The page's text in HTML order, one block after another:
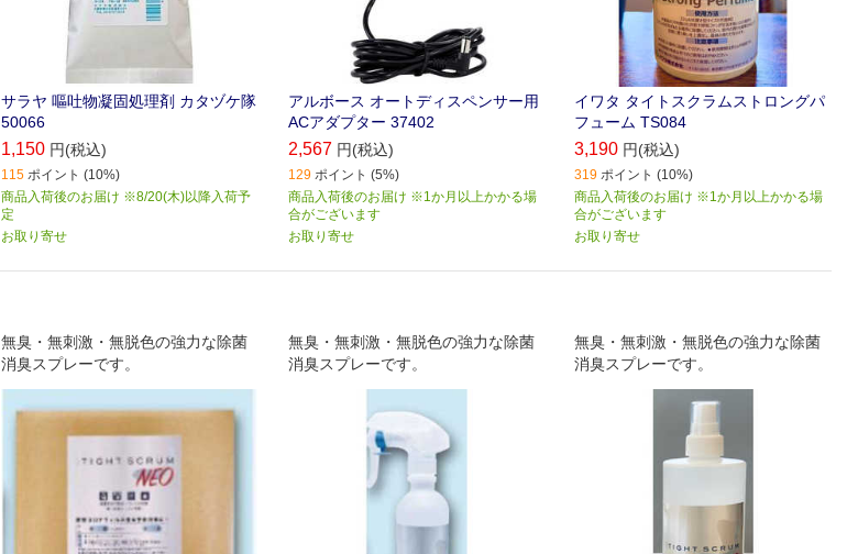
サラヤ 嘔吐物凝固処理剤 カタヅケ隊
50066
1,150 円(税込)
115 ポイント (10%)
商品入荷後のお届け ※8/20(木)以降入荷予
定
お取り寄せ
アルボース オートディスペンサー用
ACアダプター 37402
2,567 円(税込)
129 ポイント (5%)
商品入荷後のお届け ※1か月以上かかる場
合がございます
お取り寄せ
イワタ タイトスクラムストロングパ
フューム TS084
3,190 円(税込)
319 ポイント (10%)
商品入荷後のお届け ※1か月以上かかる場
合がございます
お取り寄せ
無臭・無刺激・無脱色の強力な除菌
消臭スプレーです。
無臭・無刺激・無脱色の強力な除菌
消臭スプレーです。
無臭・無刺激・無脱色の強力な除菌
消臭スプレーです。